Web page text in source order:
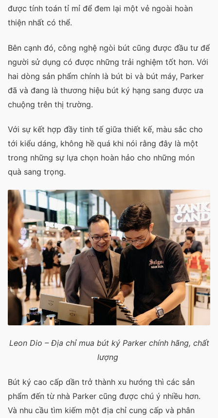
được tính toán tỉ mỉ để đem lại một vẻ ngoài hoàn
thiện nhất có thể.
Bên cạnh đó, công nghệ ngòi bút cũng được đầu tư để
người sử dụng có được những trải nghiệm tốt hơn. Với
hai dòng sản phẩm chính là bút bi và bút máy, Parker
đã và đang là thương hiệu bút ký hạng sang được ưa
chuộng trên thị trường.
Với sự kết hợp đầy tinh tế giữa thiết kế, màu sắc cho
tới kiểu dáng, không hề quá khi nói rằng đây là một
trong những sự lựa chọn hoàn hảo cho những món
quà sang trọng.
Leon Dio – Địa chỉ mua bút ký Parker chính hãng, chất
lượng
Bút ký cao cấp dần trở thành xu hướng thì các sản
phẩm đến từ nhà Parker cũng được chú ý nhiều hơn.
Và nhu cầu tìm kiếm một địa chỉ cung cấp và phân